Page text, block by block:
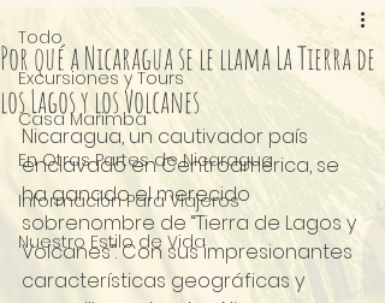
Todo
Excursiones y Tours
Casa Marimba
En Otras Partes de Nicaragua
Información Para Viajeros
Nuestro Estilo de Vida
Por qué a Nicaragua se le llama La Tierra de
los Lagos y los Volcanes
Nicaragua, un cautivador país
enclavado en Centroamérica, se
ha ganado el merecido
sobrenombre de “Tierra de Lagos y
Volcanes”. Con sus impresionantes
características geográficas y